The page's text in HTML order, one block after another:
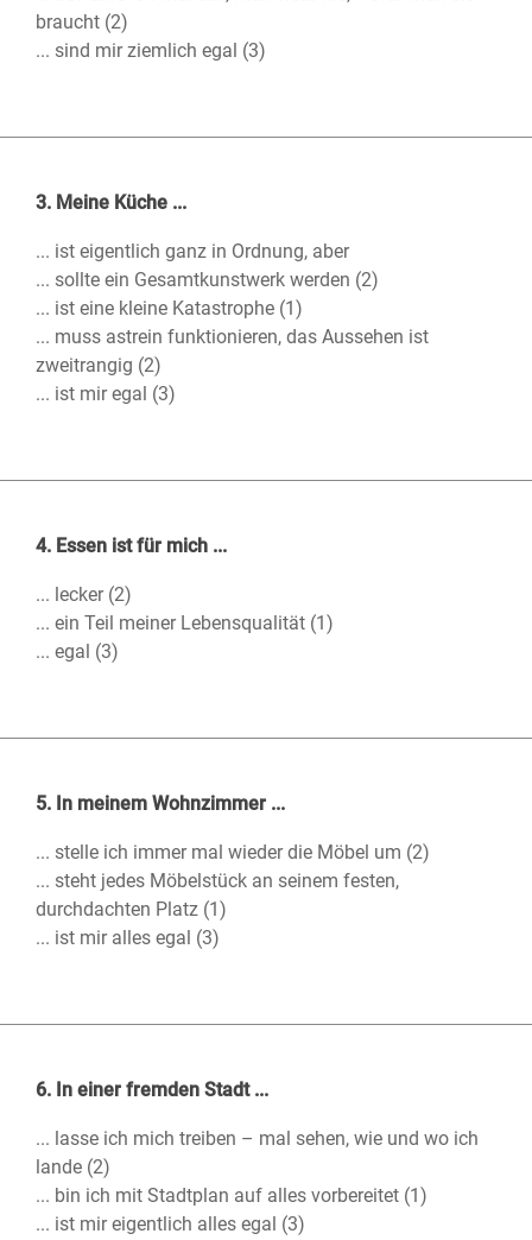
braucht (2)
... sind mir ziemlich egal (3)
3. Meine Küche ...
... ist eigentlich ganz in Ordnung, aber
... sollte ein Gesamtkunstwerk werden (2)
... ist eine kleine Katastrophe (1)
... muss astrein funktionieren, das Aussehen ist
zweitrangig (2)
... ist mir egal (3)
4. Essen ist für mich ...
... lecker (2)
... ein Teil meiner Lebensqualität (1)
... egal (3)
5. In meinem Wohnzimmer ...
... stelle ich immer mal wieder die Möbel um (2)
... steht jedes Möbelstück an seinem festen,
durchdachten Platz (1)
... ist mir alles egal (3)
6. In einer fremden Stadt ...
... lasse ich mich treiben – mal sehen, wie und wo ich
lande (2)
... bin ich mit Stadtplan auf alles vorbereitet (1)
... ist mir eigentlich alles egal (3)